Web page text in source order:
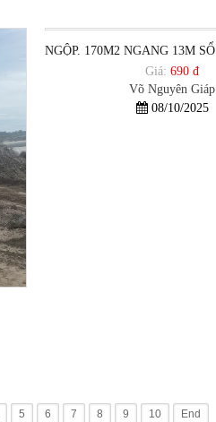
Giá: 690 đ
Võ Nguyên Giáp
08/10/2025
5 6 7 8 9 10 End